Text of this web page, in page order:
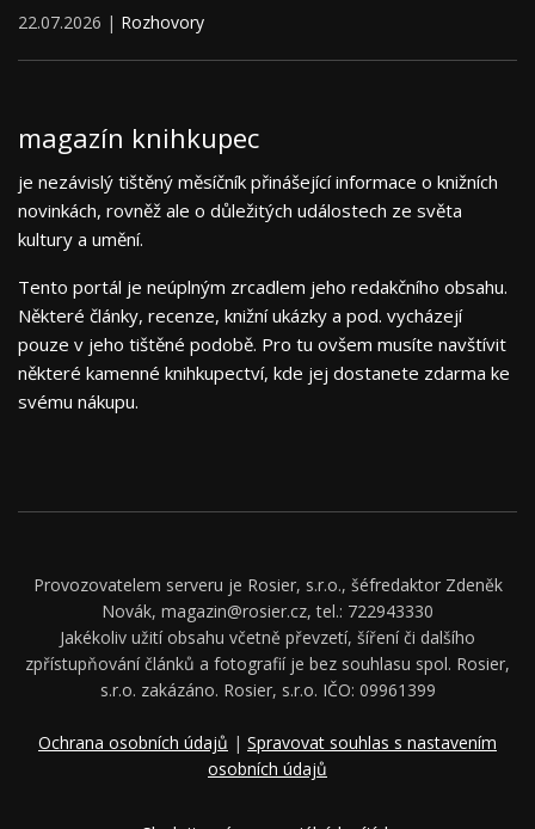
22.07.2026 | Rozhovory
magazín knihkupec
je nezávislý tištěný měsíčník přinášející informace o knižních
novinkách, rovněž ale o důležitých událostech ze světa
kultury a umění.
Tento portál je neúplným zrcadlem jeho redakčního obsahu.
Některé články, recenze, knižní ukázky a pod. vycházejí
pouze v jeho tištěné podobě. Pro tu ovšem musíte navštívit
některé kamenné knihkupectví, kde jej dostanete zdarma ke
svému nákupu.
Provozovatelem serveru je Rosier, s.r.o., šéfredaktor Zdeněk
Novák, magazin@rosier.cz, tel.: 722943330
Jakékoliv užití obsahu včetně převzetí, šíření či dalšího
zpřístupňování článků a fotografií je bez souhlasu spol. Rosier,
s.r.o. zakázáno. Rosier, s.r.o. IČO: 09961399
Ochrana osobních údajů | Spravovat souhlas s nastavením
osobních údajů